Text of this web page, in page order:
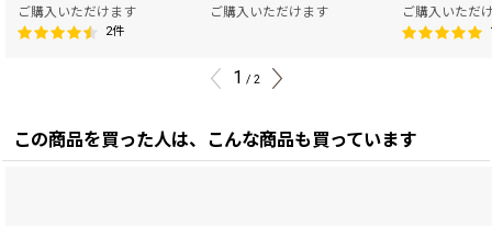
ご購入いただけます
2件
ご購入いただけます ご購入いただ
1 / 2
この商品を買った人は、こんな商品も買っています